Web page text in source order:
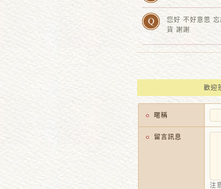
您好 不好意思
貨 謝謝
歡迎
暱稱
留言訊息
注